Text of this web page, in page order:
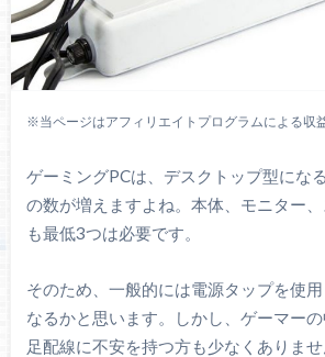
※当ページはアフィリエイトプログラムによる収
ゲーミングPCは、デスクトップ型にな
の数が増えますよね。本体、モニター
も最低3つは必要です。
そのため、一般的には電源タップを使
なるかと思います。しかし、ゲーマー
足配線に不安を持つ方も少なくありま